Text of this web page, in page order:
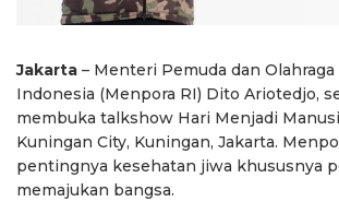
Jakarta – Menteri Pemuda dan
Indonesia (Menpora RI) Dito Ariotedjo,
membuka talkshow Hari Menjadi
Kuningan City, Kuningan, Jakarta.
pentingnya kesehatan jiwa khususnya
memajukan bangsa.